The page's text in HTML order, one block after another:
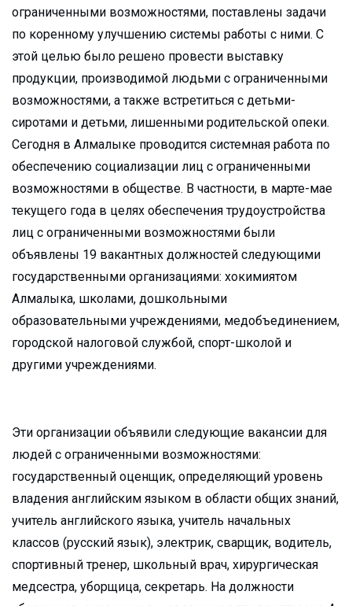
ограниченными возможностями, поставлены задачи
по коренному улучшению системы работы с ними. С
этой целью было решено провести выставку
продукции, производимой людьми с ограниченными
возможностями, а также встретиться с детьми-
сиротами и детьми, лишенными родительской опеки.
Сегодня в Алмалыке проводится системная работа по
обеспечению социализации лиц с ограниченными
возможностями в обществе. В частности, в марте-мае
текущего года в целях обеспечения трудоустройства
лиц с ограниченными возможностями были
объявлены 19 вакантных должностей следующими
государственными организациями: хокимиятом
Алмалыка, школами, дошкольными
образовательными учреждениями, медобъединением,
городской налоговой службой, спорт-школой и
другими учреждениями.
Эти организации объявили следующие вакансии для
людей с ограниченными возможностями:
государственный оценщик, определяющий уровень
владения английским языком в области общих знаний,
учитель английского языка, учитель начальных
классов (русский язык), электрик, сварщик, водитель,
спортивный тренер, школьный врач, хирургическая
медсестра, уборщица, секретарь. На должности